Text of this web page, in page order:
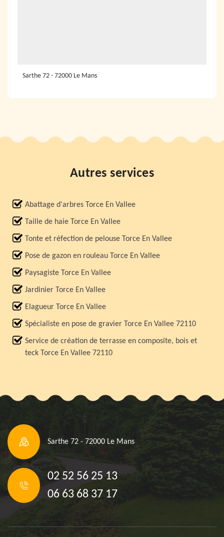
Sarthe 72 - 72000 Le Mans
Autres services
Abattage d'arbres Torce En Vallee
Taille de haie Torce En Vallee
Tonte et réfection de pelouse Torce En Vallee
Pose de gazon en rouleau Torce En Vallee
Paysagiste Torce En Vallee
Jardinier Torce En Vallee
Elagueur Torce En Vallee
Spécialiste en pose de gravier Torce En Vallee 72110
Service de création de terrasse en composite, bois et
teck Torce En Vallee 72110
Sarthe 72 - 72000 Le Mans
02 52 56 25 13
06 63 68 37 17